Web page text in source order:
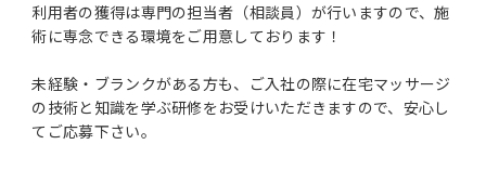
利用者の獲得は専門の担当者（相談員）が行いますので、施
術に専念できる環境をご用意しております！
未経験・ブランクがある方も、ご入社の際に在宅マッサージ
の技術と知識を学ぶ研修をお受けいただきますので、安心し